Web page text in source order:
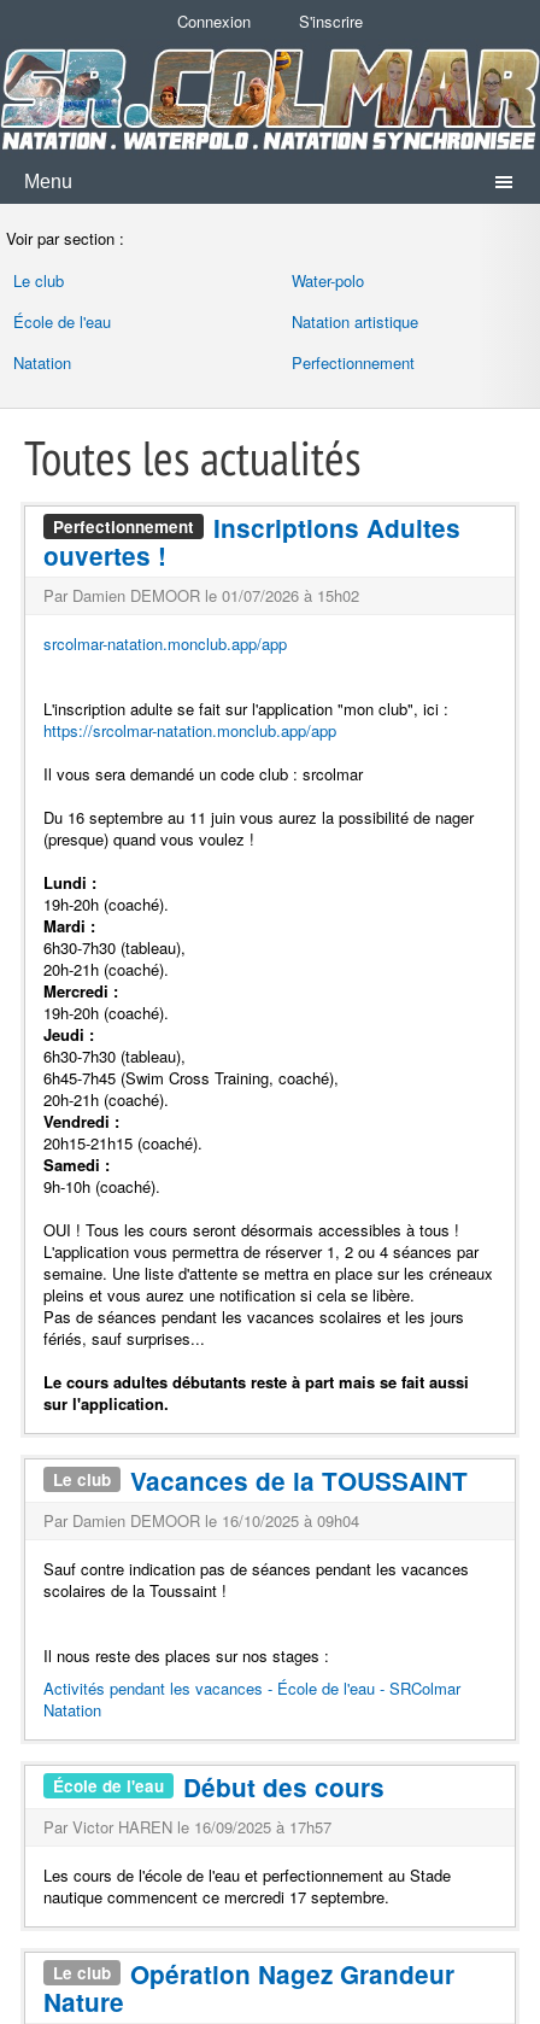
Connexion S'inscrire
Menu
Voir par section :
Le club
École de l'eau
Natation
Water-polo
Natation artistique
Perfectionnement
Toutes les actualités
Perfectionnement Inscriptions Adultes
ouvertes !
Par Damien DEMOOR le 01/07/2026 à 15h02
srcolmar-natation.monclub.app/app
L'inscription adulte se fait sur l'application "mon club", ici :
https://srcolmar-natation.monclub.app/app
Il vous sera demandé un code club : srcolmar
Du 16 septembre au 11 juin vous aurez la possibilité de nager
(presque) quand vous voulez !
Lundi :
19h-20h (coaché).
Mardi :
6h30-7h30 (tableau),
20h-21h (coaché).
Mercredi :
19h-20h (coaché).
Jeudi :
6h30-7h30 (tableau),
6h45-7h45 (Swim Cross Training, coaché),
20h-21h (coaché).
Vendredi :
20h15-21h15 (coaché).
Samedi :
9h-10h (coaché).
OUI ! Tous les cours seront désormais accessibles à tous !
L'application vous permettra de réserver 1, 2 ou 4 séances par
semaine. Une liste d'attente se mettra en place sur les créneaux
pleins et vous aurez une notification si cela se libère.
Pas de séances pendant les vacances scolaires et les jours
fériés, sauf surprises...
Le cours adultes débutants reste à part mais se fait aussi
sur l'application.
Le club Vacances de la TOUSSAINT
Par Damien DEMOOR le 16/10/2025 à 09h04
Sauf contre indication pas de séances pendant les vacances
scolaires de la Toussaint !
Il nous reste des places sur nos stages :
Activités pendant les vacances - École de l'eau - SRColmar
Natation
École de l'eau Début des cours
Par Victor HAREN le 16/09/2025 à 17h57
Les cours de l'école de l'eau et perfectionnement au Stade
nautique commencent ce mercredi 17 septembre.
Le club Opération Nagez Grandeur
Nature